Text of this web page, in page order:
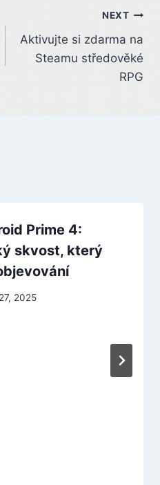
NEXT
Aktivujte si zdarma na
Steamu středověké
RPG
Prime 4:
skvost, který
2025